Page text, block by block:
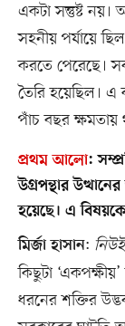
একটা সন্তুষ্ট নয়।
সহনীয় পর্যায়ে
করতে পেরেছে।
তৈরি হয়েছিল। এ
পাঁচ বছর ক্ষমতায়
প্রথম আলো:
উগ্রপন্থার
হয়েছে। এ
মির্জা হাসান:
কিছুটা
ধরনের শক্তির